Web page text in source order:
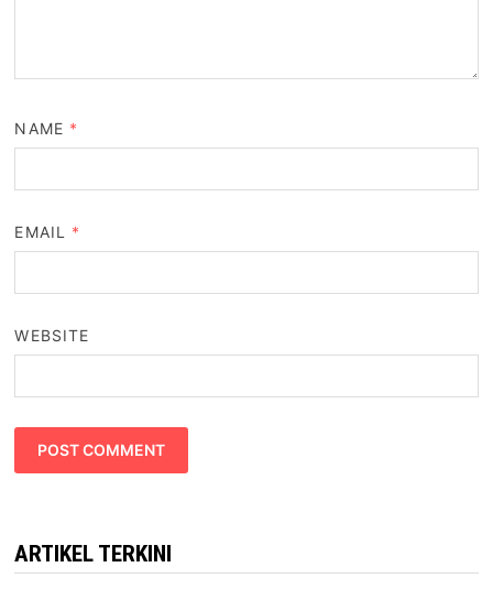
NAME *
EMAIL *
WEBSITE
ARTIKEL TERKINI